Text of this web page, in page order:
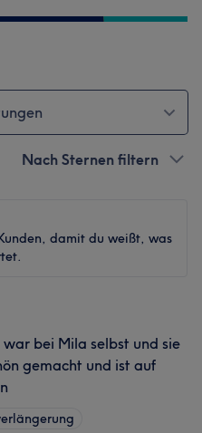
Nach Sternen filtern
damit du weißt, was
war bei Mila selbst und sie
gemacht und ist auf